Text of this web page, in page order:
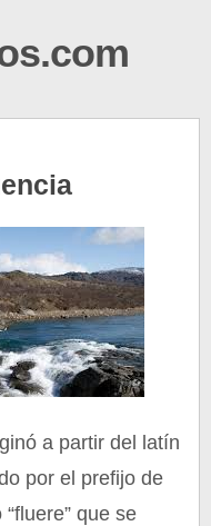
a partir del latín
por el prefijo de
que se